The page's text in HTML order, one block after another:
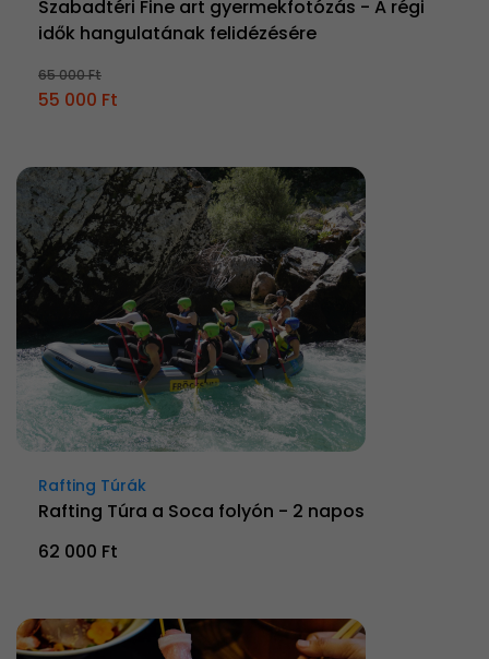
Szabadtéri Fine art gyermekfotózás - A régi
idők hangulatának felidézésére
65 000 Ft
55 000 Ft
Rafting Túrák
Rafting Túra a Soca folyón - 2 napos
62 000 Ft